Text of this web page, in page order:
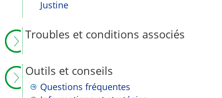
Justine
Troubles et conditions associés
Outils et conseils
Questions fréquentes